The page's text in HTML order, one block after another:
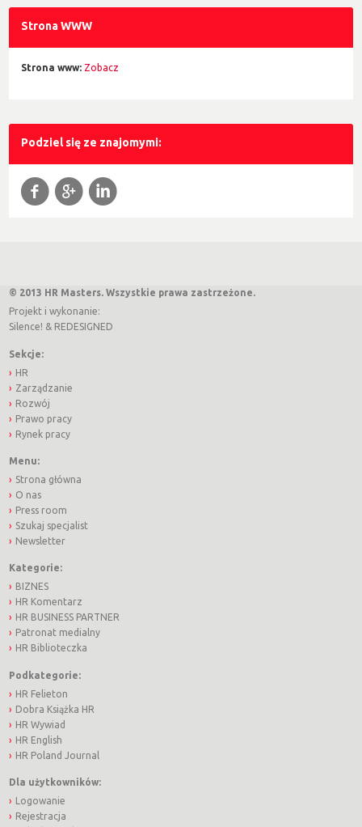
Strona WWW
Strona www: Zobacz
Podziel się ze znajomymi:
f g l
© 2013 HR Masters. Wszystkie prawa zastrzeżone.
Projekt i wykonanie:
Silence! & REDESIGNED
Sekcje:
HR
Zarządzanie
Rozwój
Prawo pracy
Rynek pracy
Menu:
Strona główna
O nas
Press room
Szukaj specjalist
Newsletter
Kategorie:
BIZNES
HR Komentarz
HR BUSINESS PARTNER
Patronat medialny
HR Biblioteczka
Podkategorie:
HR Felieton
Dobra Książka HR
HR Wywiad
HR English
HR Poland Journal
Dla użytkowników:
Logowanie
Rejestracja